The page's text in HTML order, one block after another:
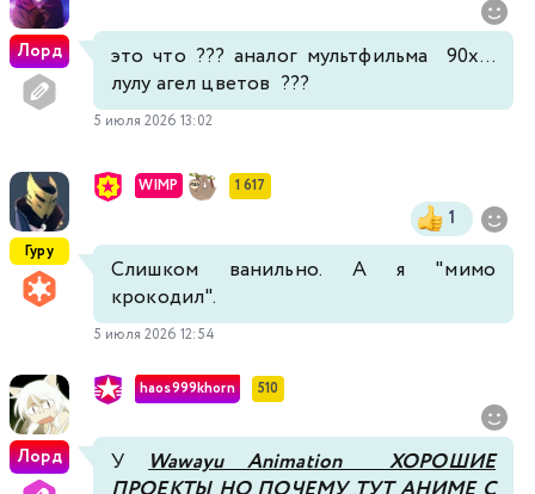
Лорд
это что ??? аналог мультфильма 90х...
лулу агел цветов ???
5 июля 2026 13:02
Гуру
WIMP 1 617
1
Слишком ванильно. А я "мимо
крокодил".
5 июля 2026 12:54
Лорд
haos999khorn 510
УWawayu Animation ХОРОШИЕ